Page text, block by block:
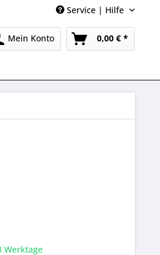
Service | Hilfe
Mein Konto 0,00 € *
Werktage